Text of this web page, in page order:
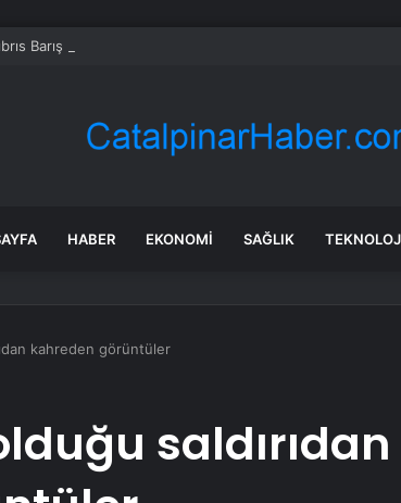
Barış Harekatı’nın 52. yıl dönümünde Yunanistan’dan
HABER EKONOMI SAĞLIK
kahreden görüntüler
saldırıdan